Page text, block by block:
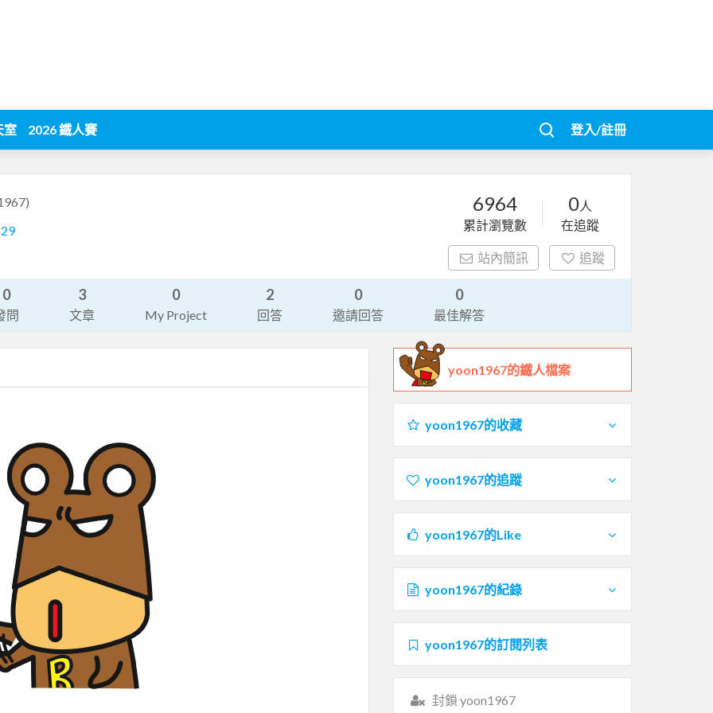
室 2026 鐵人賽 登入/註冊
6964
累計瀏覽數
0人
在追蹤
站內簡訊 追蹤
0
問
3
文章
0
My Project
2
回答
0
邀請回答
0
最佳解答
yoon1967的鐵人檔案
yoon1967的收藏
yoon1967的追蹤
yoon1967的Like
yoon1967的紀錄
yoon1967的訂閱列表
封鎖 yoon1967